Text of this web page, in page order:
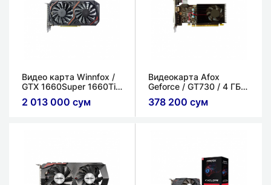
​Видео карта Winnfox /
GTX 1660Super 1660Ti /
6ГБ / GDDR6 / 120bit​
2 013 000 сум
Видеокарта Afox
Geforce / GT730 / 4 ГБ /
GDDR3 / 128 bit
378 200 сум